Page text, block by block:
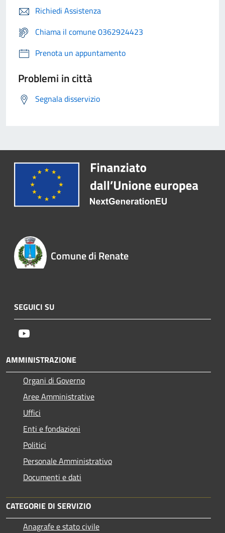
Richiedi Assistenza
Chiama il comune 0362924423
Prenota un appuntamento
Problemi in città
Segnala disservizio
Comune di Renate
SEGUICI SU
AMMINISTRAZIONE
Organi di Governo
Aree Amministrative
Uffici
Enti e fondazioni
Politici
Personale Amministrativo
Documenti e dati
CATEGORIE DI SERVIZIO
Anagrafe e stato civile